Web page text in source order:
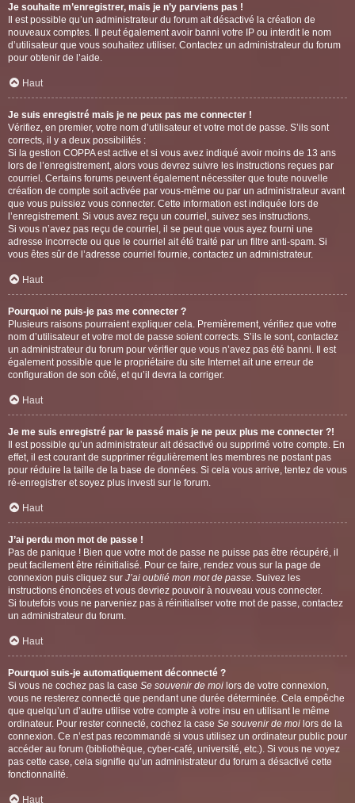
Je souhaite m’enregistrer, mais je n’y parviens pas !
Il est possible qu’un administrateur du forum ait désactivé la création de
nouveaux comptes. Il peut également avoir banni votre IP ou interdit le nom
d’utilisateur que vous souhaitez utiliser. Contactez un administrateur du forum
pour obtenir de l’aide.
Haut
Je suis enregistré mais je ne peux pas me connecter !
Vérifiez, en premier, votre nom d’utilisateur et votre mot de passe. S’ils sont
corrects, il y a deux possibilités :
Si la gestion COPPA est active et si vous avez indiqué avoir moins de 13 ans
lors de l’enregistrement, alors vous devrez suivre les instructions reçues par
courriel. Certains forums peuvent également nécessiter que toute nouvelle
création de compte soit activée par vous-même ou par un administrateur avant
que vous puissiez vous connecter. Cette information est indiquée lors de
l’enregistrement. Si vous avez reçu un courriel, suivez ses instructions.
Si vous n’avez pas reçu de courriel, il se peut que vous ayez fourni une
adresse incorrecte ou que le courriel ait été traité par un filtre anti-spam. Si
vous êtes sûr de l’adresse courriel fournie, contactez un administrateur.
Haut
Pourquoi ne puis-je pas me connecter ?
Plusieurs raisons pourraient expliquer cela. Premièrement, vérifiez que votre
nom d’utilisateur et votre mot de passe soient corrects. S’ils le sont, contactez
un administrateur du forum pour vérifier que vous n’avez pas été banni. Il est
également possible que le propriétaire du site Internet ait une erreur de
configuration de son côté, et qu’il devra la corriger.
Haut
Je me suis enregistré par le passé mais je ne peux plus me connecter ?!
Il est possible qu’un administrateur ait désactivé ou supprimé votre compte. En
effet, il est courant de supprimer régulièrement les membres ne postant pas
pour réduire la taille de la base de données. Si cela vous arrive, tentez de vous
ré-enregistrer et soyez plus investi sur le forum.
Haut
J’ai perdu mon mot de passe !
Pas de panique ! Bien que votre mot de passe ne puisse pas être récupéré, il
peut facilement être réinitialisé. Pour ce faire, rendez vous sur la page de
connexion puis cliquez sur J’ai oublié mon mot de passe. Suivez les
instructions énoncées et vous devriez pouvoir à nouveau vous connecter.
Si toutefois vous ne parveniez pas à réinitialiser votre mot de passe, contactez
un administrateur du forum.
Haut
Pourquoi suis-je automatiquement déconnecté ?
Si vous ne cochez pas la case Se souvenir de moi lors de votre connexion,
vous ne resterez connecté que pendant une durée déterminée. Cela empêche
que quelqu’un d’autre utilise votre compte à votre insu en utilisant le même
ordinateur. Pour rester connecté, cochez la case Se souvenir de moi lors de la
connexion. Ce n’est pas recommandé si vous utilisez un ordinateur public pour
accéder au forum (bibliothèque, cyber-café, université, etc.). Si vous ne voyez
pas cette case, cela signifie qu’un administrateur du forum a désactivé cette
fonctionnalité.
Haut